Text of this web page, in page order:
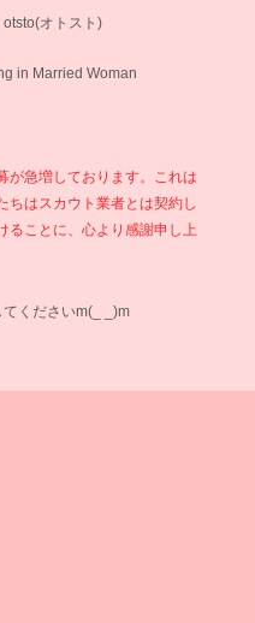
オトスト)
in Married Woman
が急増しております。これは
ちはスカウト業者とは契約し
ることに、心より感謝申し上
くださいm(_ _)m